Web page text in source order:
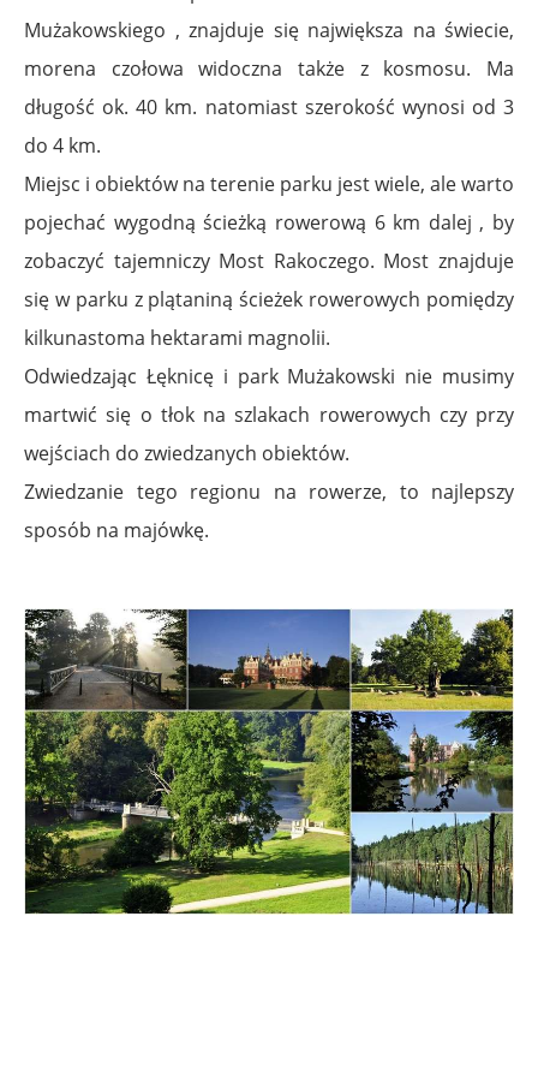
Mużakowskiego , znajduje się największa na świecie,
morena czołowa widoczna także z kosmosu. Ma
długość ok. 40 km. natomiast szerokość wynosi od 3
do 4 km.
Miejsc i obiektów na terenie parku jest wiele, ale warto
pojechać wygodną ścieżką rowerową 6 km dalej , by
zobaczyć tajemniczy Most Rakoczego. Most znajduje
się w parku z plątaniną ścieżek rowerowych pomiędzy
kilkunastoma hektarami magnolii.
Odwiedzając Łęknicę i park Mużakowski nie musimy
martwić się o tłok na szlakach rowerowych czy przy
wejściach do zwiedzanych obiektów.
Zwiedzanie tego regionu na rowerze, to najlepszy
sposób na majówkę.